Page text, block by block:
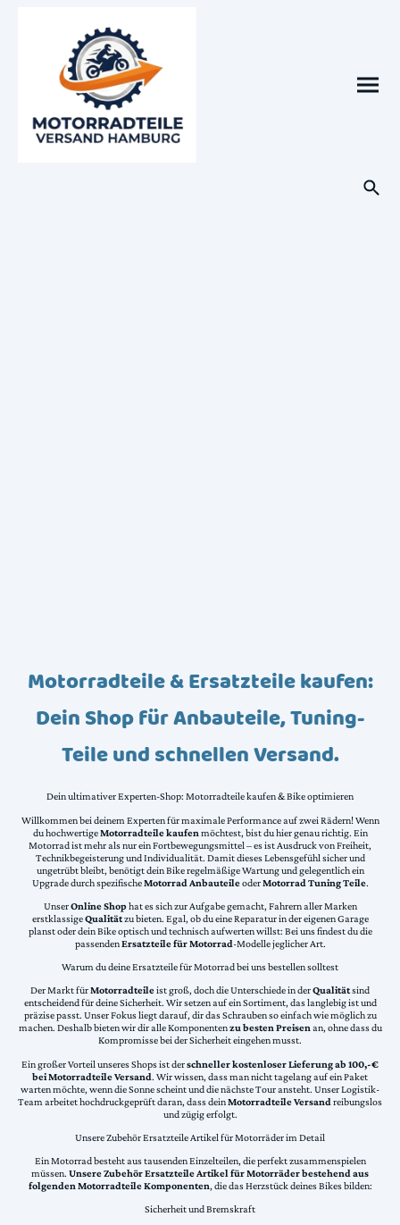
Motorradteile & Ersatzteile kaufen:
Dein Shop für Anbauteile, Tuning-
Teile und schnellen Versand.
Dein ultimativer Experten-Shop: Motorradteile kaufen & Bike optimieren
Willkommen bei deinem Experten für maximale Performance auf zwei Rädern! Wenn
du hochwertigeMotorradteile kaufen möchtest, bist du hier genau richtig. Ein
Motorrad ist mehr als nur ein Fortbewegungsmittel – es ist Ausdruck von Freiheit,
Technikbegeisterung und Individualität. Damit dieses Lebensgefühl sicher und
ungetrübt bleibt, benötigt dein Bike regelmäßige Wartung und gelegentlich ein
Upgrade durch spezifischeMotorrad AnbauteileoderMotorrad Tuning Teile.
UnserOnline Shophat es sich zur Aufgabe gemacht, Fahrern aller Marken
erstklassigeQualitätzu bieten. Egal, ob du eine Reparatur in der eigenen Garage
planst oder dein Bike optisch und technisch aufwerten willst: Bei uns findest du die
passendenErsatzteile für Motorrad-Modelle jeglicher Art.
Warum du deine Ersatzteile für Motorrad bei uns bestellen solltest
Der Markt fürMotorradteileist groß, doch die Unterschiede in derQualitätsind
entscheidend für deine Sicherheit. Wir setzen auf ein Sortiment, das langlebig ist und
präzise passt. Unser Fokus liegt darauf, dir das Schrauben so einfach wie möglich zu
machen. Deshalb bieten wir dir alle Komponentenzu besten Preisenan, ohne dass du
Kompromisse bei der Sicherheit eingehen musst.
Ein großer Vorteil unseres Shops ist derschneller kostenloser Lieferung ab 100,-€
bei Motorradteile Versand. Wir wissen, dass man nicht tagelang auf ein Paket
warten möchte, wenn die Sonne scheint und die nächste Tour ansteht. Unser Logistik-
Team arbeitet hochdruckgeprüft daran, dass deinMotorradteile Versand reibungslos
und zügig erfolgt.
Unsere Zubehör Ersatzteile Artikel für Motorräder im Detail
Ein Motorrad besteht aus tausenden Einzelteilen, die perfekt zusammenspielen
müssen. Unsere Zubehör Ersatzteile Artikel für Motorräder bestehend aus
folgenden Motorradteile Komponenten, die das Herzstück deines Bikes bilden:
Sicherheit und Bremskraft